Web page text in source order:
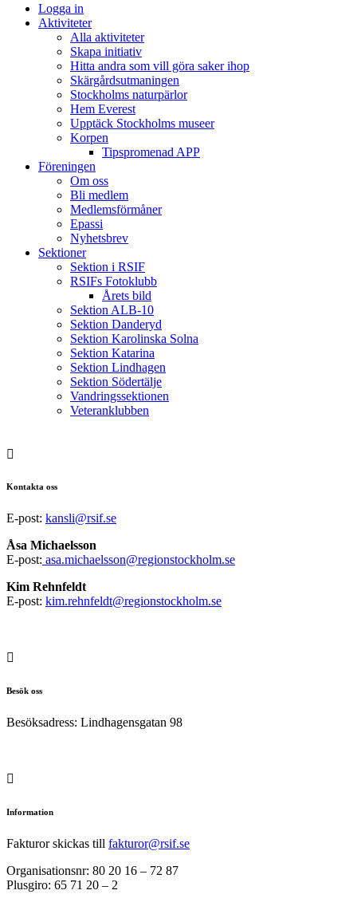
Logga in
Aktiviteter
Alla aktiviteter
Skapa initiativ
Hitta andra som vill göra saker ihop
Skärgårdsutmaningen
Stockholms naturpärlor
Hem Everest
Upptäck Stockholms museer
Korpen
Tipspromenad APP
Föreningen
Om oss
Bli medlem
Medlemsförmåner
Epassi
Nyhetsbrev
Sektioner
Sektion i RSIF
RSIFs Fotoklubb
Årets bild
Sektion ALB-10
Sektion Danderyd
Sektion Karolinska Solna
Sektion Katarina
Sektion Lindhagen
Sektion Södertälje
Vandringssektionen
Veteranklubben

Kontakta oss
E-post: kansli@rsif.se
Åsa Michaelsson
E-post: asa.michaelsson@regionstockholm.se
Kim Rehnfeldt
E-post: kim.rehnfeldt@regionstockholm.se

Besök oss
Besöksadress: Lindhagensgatan 98

Information
Fakturor skickas till fakturor@rsif.se
Organisationsnr: 80 20 16 – 72 87
Plusgiro: 65 71 20 – 2